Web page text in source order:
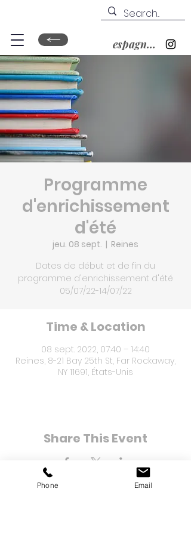
espagnol&nbsp;?
Programme
d'enrichissement
d'été
jeu. 08 sept.
  |
Reines
Dates de début et de fin du
programme d'enrichissement d'été
05/07/22-14/07/22
Time & Location
08 sept. 2022, 07:40 – 14:40
Reines, 8-21 Bay 25th St, Far Rockaway,
NY 11691, États-Unis
Share This Event
Phone Email